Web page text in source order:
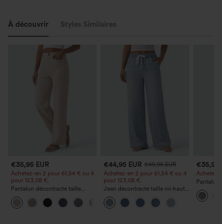
À découvrir Styles Similaires
€35,95 EUR
Achetez-en 2 pour 61,54 € ou 4
pour 123,08 €.
Pantalon décontracté taille
haute à jambe droite, effet lin,
avec poches
€44,95 EUR €49,95 EUR
Achetez-en 2 pour 61,54 € ou 4
pour 123,08 €.
Jean décontracté taille mi‑haute,
à cordon de serrage, avec
poches
€35,95
Achetez-
Pantalon
poches